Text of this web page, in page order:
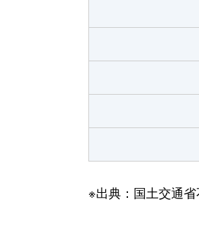
※出典：国土交通